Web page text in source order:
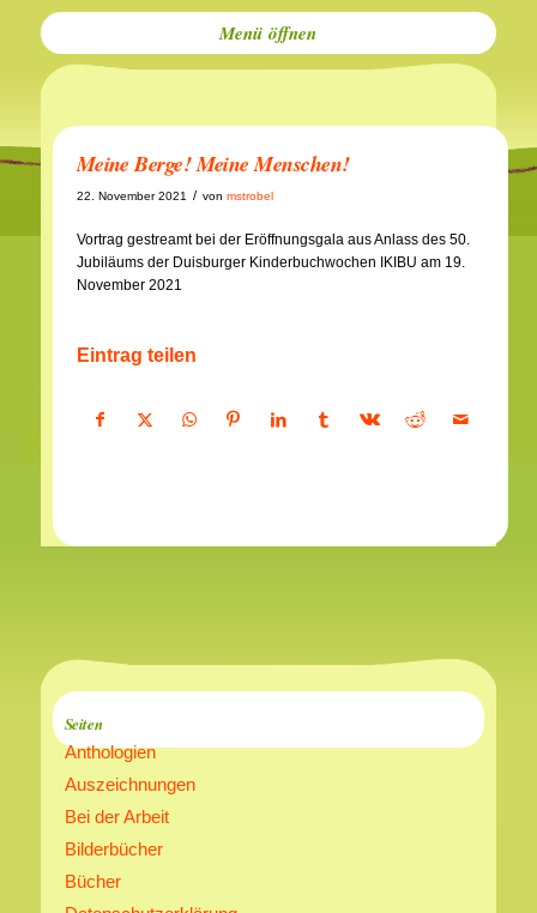
Menü
Meine Berge! Meine Menschen!
22. November 2021 / von mstrobel
Vortrag gestreamt bei der Eröffnungsgala aus Anlass des 50.
Jubiläums der Duisburger Kinderbuchwochen IKIBU am 19.
November 2021
Eintrag teilen
Seiten
Anthologien
Auszeichnungen
Bei der Arbeit
Bilderbücher
Bücher